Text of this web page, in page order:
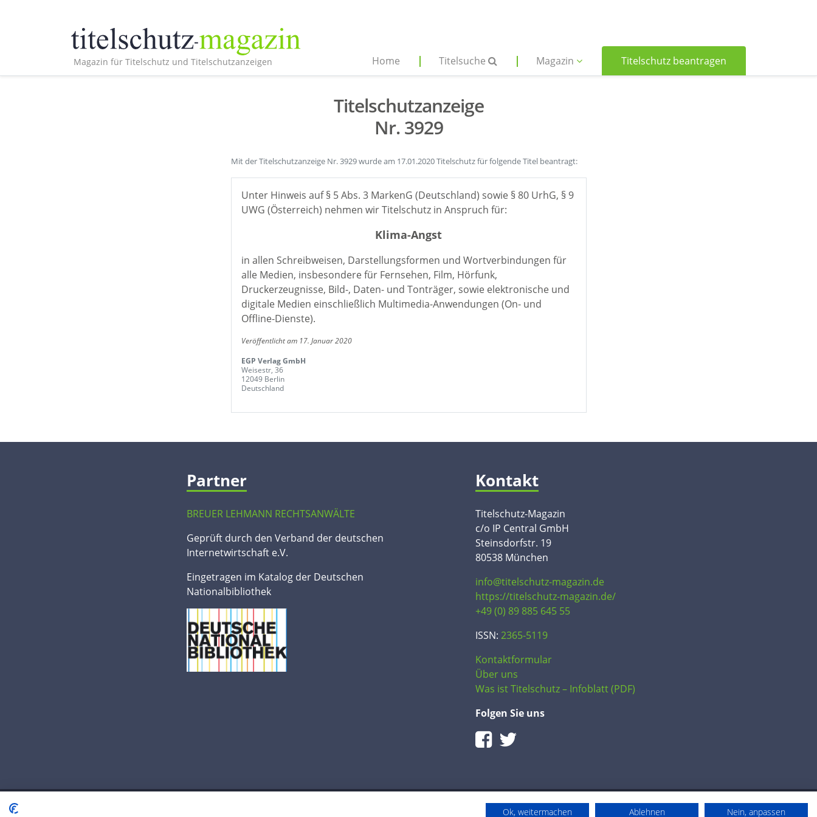
Magazin für Titelschutz und Titelschutzanzeigen Home Titelsuche Magazin Titelschutz beantragen
Titelschutzanzeige
Nr. 3929
Mit der Titelschutzanzeige Nr. 3929 wurde am 17.01.2020 Titelschutz für folgende Titel beantragt:
Unter Hinweis auf § 5 Abs. 3 MarkenG (Deutschland) sowie § 80 UrhG, § 9
UWG (Österreich) nehmen wir Titelschutz in Anspruch für:
Klima-Angst
in allen Schreibweisen, Darstellungsformen und Wortverbindungen für
alle Medien, insbesondere für Fernsehen, Film, Hörfunk,
Druckerzeugnisse, Bild-, Daten- und Tonträger, sowie elektronische und
digitale Medien einschließlich Multimedia-Anwendungen (On- und
Offline-Dienste).
Veröffentlicht am 17. Januar 2020
EGP Verlag GmbH
Weisestr, 36
12049 Berlin
Deutschland
Partner
BREUER LEHMANN RECHTSANWÄLTE
Geprüft durch den Verband der deutschen
Internetwirtschaft e.V.
Eingetragen im Katalog der Deutschen
Nationalbibliothek
Kontakt
Titelschutz-Magazin
c/o IP Central GmbH
Steinsdorfstr. 19
80538 München
info@titelschutz-magazin.de
https://titelschutz-magazin.de/
+49 (0) 89 885 645 55
ISSN: 2365-5119
Kontaktformular
Über uns
Was ist Titelschutz – Infoblatt (PDF)
Folgen Sie uns
Ok, weitermachen Ablehnen Nein, anpassen